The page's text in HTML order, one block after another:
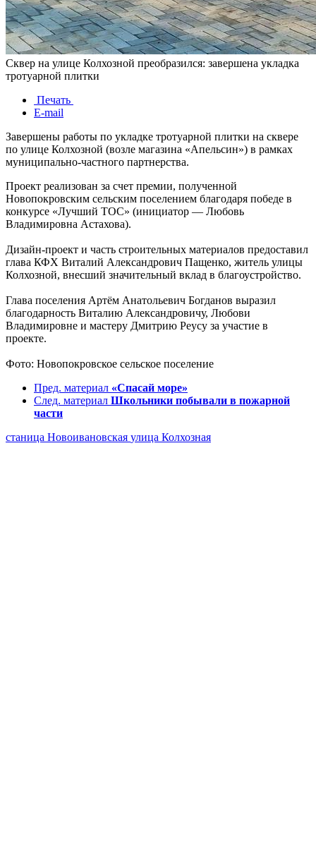
Сквер на улице Колхозной преобразился: завершена укладка
тротуарной плитки
Печать
E-mail
Завершены работы по укладке тротуарной плитки на сквере
по улице Колхозной (возле магазина «Апельсин») в рамках
муниципально-частного партнерства.
Проект реализован за счет премии, полученной
Новопокровским сельским поселением благодаря победе в
конкурсе «Лучший ТОС» (инициатор — Любовь
Владимировна Астахова).
Дизайн-проект и часть строительных материалов предоставил
глава КФХ Виталий Александрович Пащенко, житель улицы
Колхозной, внесший значительный вклад в благоустройство.
Глава поселения Артём Анатольевич Богданов выразил
благодарность Виталию Александровичу, Любови
Владимировне и мастеру Дмитрию Реусу за участие в
проекте.
Фото: Новопокровское сельское поселение
Пред. материал «Спасай море»
След. материал Школьники побывали в пожарной
части
станица Новоивановская улица Колхозная